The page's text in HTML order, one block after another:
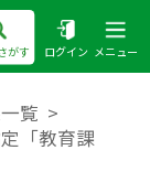
がす ログイン メニュー
覧
「教育課